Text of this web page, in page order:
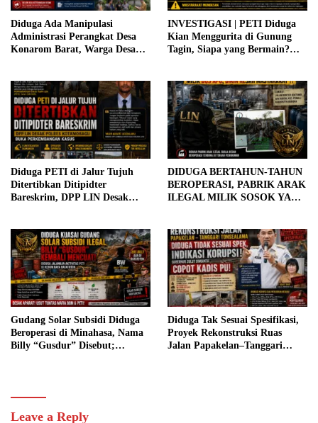
Diduga Ada Manipulasi
Administrasi Perangkat Desa
Konarom Barat, Warga Desak
INVESTIGASI | PETI Diduga
Kian Menggurita di Gunung
Tagin, Siapa yang Bermain?
Diduga PETI di Jalur Tujuh
Ditertibkan Ditipidter
Bareskrim, DPP LIN Desak
DIDUGA BERTAHUN-TAHUN
BEROPERASI, PABRIK ARAK
ILEGAL MILIK SOSOK YANG
PENEGAKAN HUKUM, ADA
APA?
Gudang Solar Subsidi Diduga
Beroperasi di Minahasa, Nama
Billy “Gusdur” Disebut;
Diduga Tak Sesuai Spesifikasi,
Proyek Rekonstruksi Ruas
Jalan Papakelan–Tanggari
Leave a Reply